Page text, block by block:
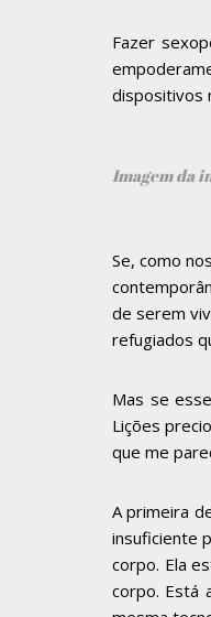
Fazer
dispositivos
Imagem da
Se, como
de serem
refugiados
Mas se
Lições
que me
A primeira
insuficiente
corpo. Ela
corpo. Está